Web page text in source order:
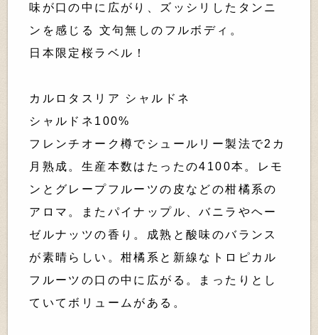
味が口の中に広がり、ズッシリしたタンニ
ンを感じる 文句無しのフルボディ。
日本限定桜ラベル！
カルロタスリア シャルドネ
シャルドネ100%
フレンチオーク樽でシュールリー製法で2カ
月熟成。生産本数はたったの4100本。レモ
ンとグレープフルーツの皮などの柑橘系の
アロマ。またパイナップル、バニラやヘー
ゼルナッツの香り。成熟と酸味のバランス
が素晴らしい。柑橘系と新線なトロピカル
フルーツの口の中に広がる。まったりとし
ていてボリュームがある。